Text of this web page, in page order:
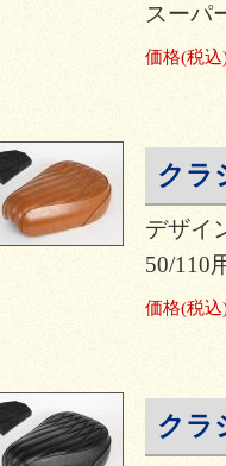
スーパ
価格(税込
クラ
デザイ
50/110
価格(税込
クラ